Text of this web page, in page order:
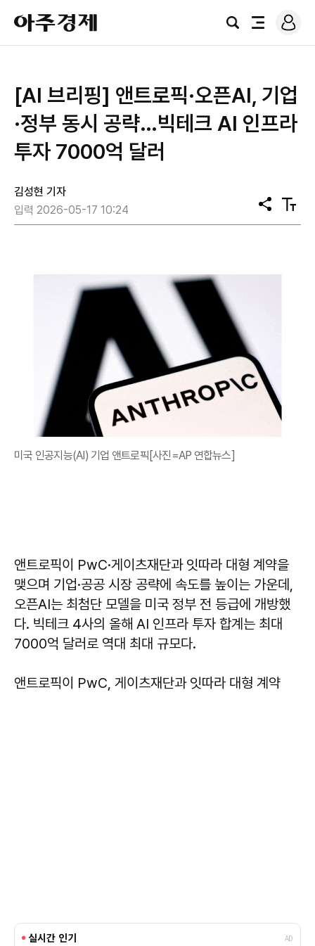
아
주
경
검
전
로
그
[AI 브리핑] 앤트로픽·오픈AI, 기업
·정부 동시 공략…빅테크 AI 인프라
투자 7000억 달러
김성현 기자
입력 2026-05-17 10:24
공
유
텍
스
미국 인공지능(AI) 기업 앤트로픽[사진=AP 연합뉴스]
앤트로픽이 PwC·게이츠재단과 잇따라 대형 계약을
맺으며 기업·공공 시장 공략에 속도를 높이는 가운데,
오픈AI는 최첨단 모델을 미국 정부 전 등급에 개방했
다. 빅테크 4사의 올해 AI 인프라 투자 합계는 최대
7000억 달러로 역대 최대 규모다.
앤트로픽이 PwC, 게이츠재단과 잇따라 대형 계약